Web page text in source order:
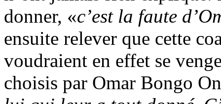
donner, «c’est la faute
ensuite relever que cette
voudraient en effet se
choisis par Omar Bongo